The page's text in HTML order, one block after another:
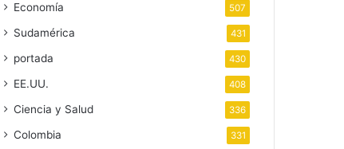
Economía 507
Sudamérica 431
portada 430
EE.UU. 408
Ciencia y Salud 336
Colombia 331